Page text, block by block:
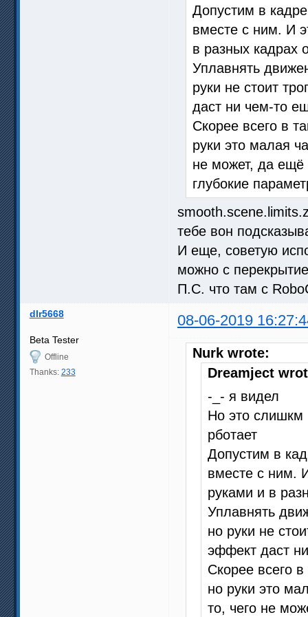
Допустим в
вместе с ним. И
в разных кадрах
Уплавнять
руки не стоит
даст ни чем-то
Скорее всего в
руки это малая
не может, да ещё
глубокие
тебе вон
И еще, советую
можно с
П.С. что там с
dlr5668 08-06-2019
Beta Tester
Offline
Thanks: 233
Nurk wrote:
Dreamject
-_- я видел
Но это слишкм
рботает
Допустим в
вместе с ним.
руками и в
Уплавнять
но руки не
эффект даст
Скорее всего
но руки это
то, чего не